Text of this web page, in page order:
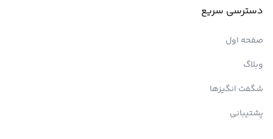
دسترسی سریع
صفحه اول
وبلاگ
شگفت انگیزها
پشتیبانی